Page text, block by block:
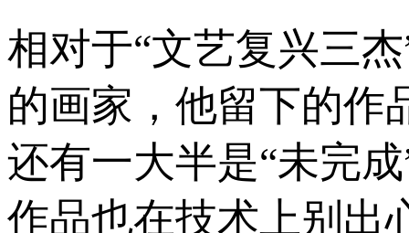
相对于“文艺复兴三
的画家，他留下的作
还有一大半是“未完
作品也在技术上别出